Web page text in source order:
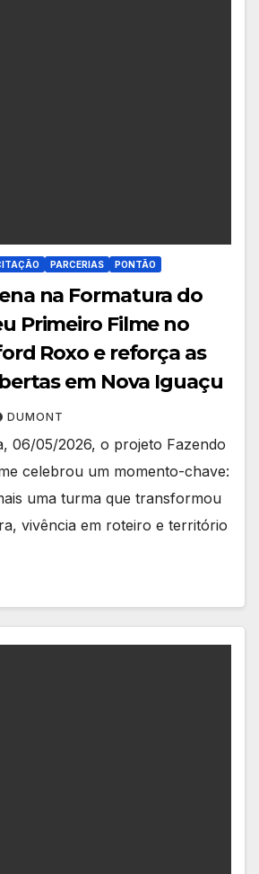
PARCERIAS PONTÃO
na Formatura do
Primeiro Filme no
Roxo e reforça as
em Nova Iguaçu
DUMONT
06/05/2026, o projeto Fazendo
celebrou um momento-chave:
uma turma que transformou
vivência em roteiro e território